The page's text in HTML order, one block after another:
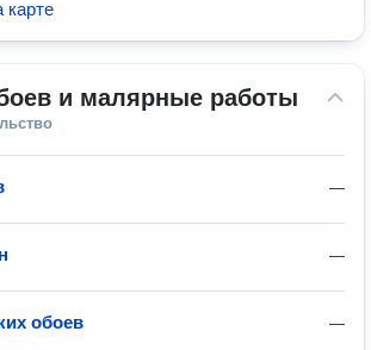
карте
и малярные работы
—
—
—
обоев